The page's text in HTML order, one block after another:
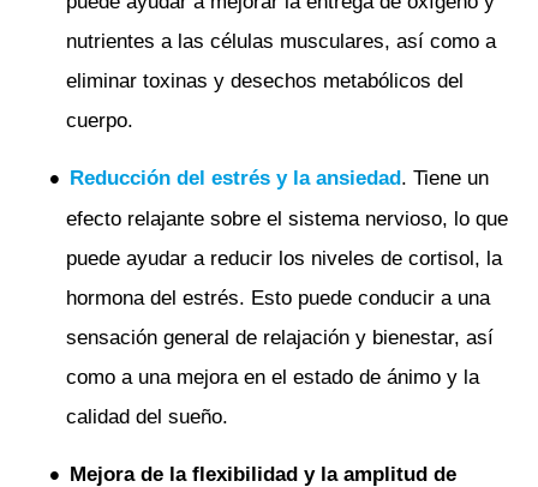
nutrientes a las células musculares, así como a
eliminar toxinas y desechos metabólicos del
cuerpo.
Reducción del estrés y la ansiedad. Tiene un
efecto relajante sobre el sistema nervioso, lo que
puede ayudar a reducir los niveles de cortisol, la
hormona del estrés. Esto puede conducir a una
sensación general de relajación y bienestar, así
como a una mejora en el estado de ánimo y la
calidad del sueño.
Mejora de la flexibilidad y la amplitud de